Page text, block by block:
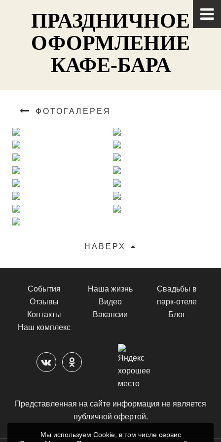
ПРАЗДНИЧНОЕ
ОФОРМЛЕНИЕ
КАФЕ-БАРА
ФОТОГАЛЕРЕЯ
НАВЕРХ
События
Отзывы
Контакты
Наш комплекс
Наша жизнь
Видео
Вакансии
Свадьбы в
парк-отеле
Блог
Представленная на сайте информация не является
публичной офертой.
Мы используем Cookie, в том числе сервис